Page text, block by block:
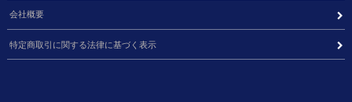
会社概要
特定商取引に関する法律に基づく表示